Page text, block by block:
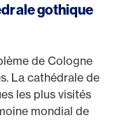
gothique
de Cologne
La cathédrale de
les plus visités
mondial de